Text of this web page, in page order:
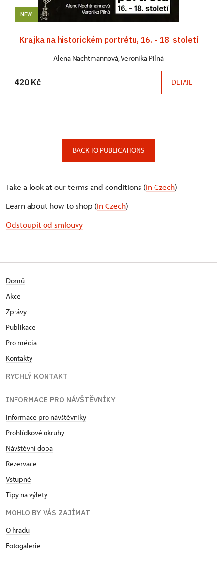
NEW
Krajka na historickém portrétu, 16. - 18. století
Alena Nachtmannová, Veronika Pilná
420 Kč DETAIL
BACK TO PUBLICATIONS
Take a look at our terms and conditions (in Czech)
Learn about how to shop (in Czech)
Odstoupit od smlouvy
Domů
Akce
Zprávy
Publikace
Pro média
Kontakty
RYCHLÝ KONTAKT
INFORMACE PRO NÁVŠTĚVNÍKY
Informace pro návštěvníky
Prohlídkové okruhy
Návštěvní doba
Rezervace
Vstupné
Tipy na výlety
MOHLO BY VÁS ZAJÍMAT
O hradu
Fotogalerie